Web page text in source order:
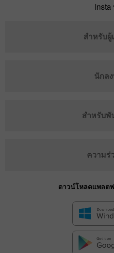
Insta
สำหรับผู้
นักล
สำหรับพั
ความร่
ดาวน์โหลดแพลต